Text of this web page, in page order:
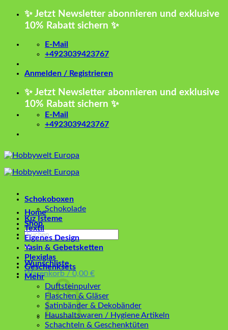
Zum
✨ Jetzt Newsletter abonnieren und exklusive
10% Rabatt sichern ✨
E-Mail
+4923039423767
Anmelden / Registrieren
✨ Jetzt Newsletter abonnieren und exklusive
10% Rabatt sichern ✨
E-Mail
+4923039423767
Home
Shop
Suchen
nach:
Wunschliste
Warenkorb / 0,00 €
Schokoboxen
Schokolade
Kız İsteme
Textil
Eigenes Design
Yasin & Gebetsketten
Plexiglas
Geschenksets
Mehr
Duftsteinpulver
Flaschen & Gläser
Satinbänder & Dekobänder
Haushaltswaren / Hygiene Artikeln
Schachteln & Geschenktüten